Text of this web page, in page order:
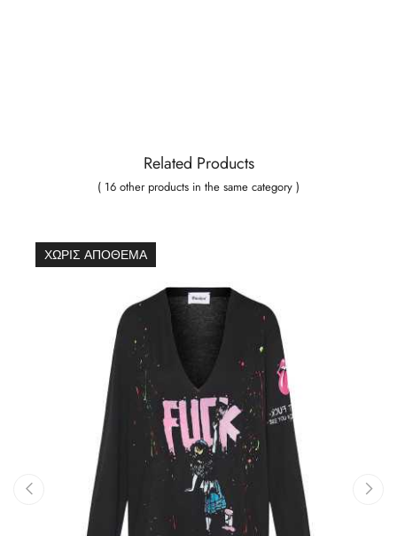
Related Products
( 16 other products in the same category )
ΧΩΡΊΣ ΑΠΌΘΕΜΑ